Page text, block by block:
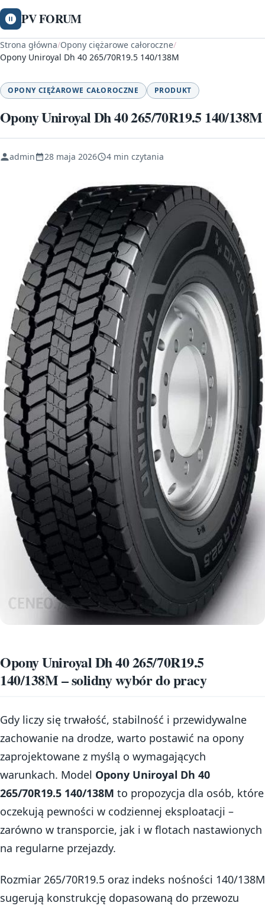
PV FORUM
Strona główna/Opony ciężarowe całoroczne/
Opony Uniroyal Dh 40 265/70R19.5 140/138M
OPONY CIĘŻAROWE CAŁOROCZNE PRODUKT
Opony Uniroyal Dh 40 265/70R19.5 140/138M
admin 28 maja 2026 4 min czytania
Opony Uniroyal Dh 40 265/70R19.5
140/138M – solidny wybór do pracy
Gdy liczy się trwałość, stabilność i przewidywalne
zachowanie na drodze, warto postawić na opony
zaprojektowane z myślą o wymagających
warunkach. Model Opony Uniroyal Dh 40
265/70R19.5 140/138M to propozycja dla osób, które
oczekują pewności w codziennej eksploatacji –
zarówno w transporcie, jak i w flotach nastawionych
na regularne przejazdy.
Rozmiar 265/70R19.5 oraz indeks nośności 140/138M
sugerują konstrukcję dopasowaną do przewozu